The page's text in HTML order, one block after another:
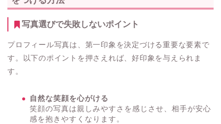
写真選びで失敗しないポイント
プロフィール写真は、第一印象を決定づける重要な要素で
す。以下のポイントを押さえれば、好印象を与えられま
す。
自然な笑顔を心がける
笑顔の写真は親しみやすさを感じさせ、相手が安心
感を抱きやすくなります。